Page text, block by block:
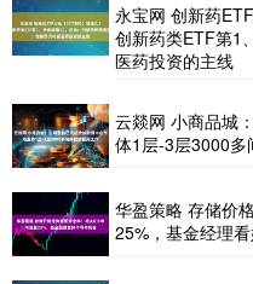
永宝网 创新药
创新药类ETF第1
医药投资的主线
云燚网 小商品城
体1层-3层3000多
华盈策略 存储价
25%，基金经理